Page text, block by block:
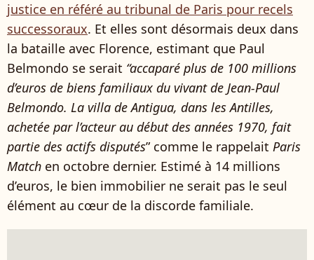
justice en référé au tribunal de Paris pour recels
successoraux. Et elles sont désormais deux dans
la bataille avec Florence, estimant que Paul
Belmondo se serait “accaparé plus de 100 millions
d’euros de biens familiaux du vivant de Jean-Paul
Belmondo. La villa de Antigua, dans les Antilles,
achetée par l’acteur au début des années 1970, fait
partie des actifs disputés” comme le rappelait Paris
Match en octobre dernier. Estimé à 14 millions
d’euros, le bien immobilier ne serait pas le seul
élément au cœur de la discorde familiale.